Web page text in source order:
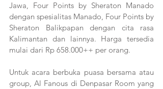
Jawa, Four Points by Sheraton Manado
dengan spesialitas Manado, Four Points by
Sheraton Balikpapan dengan cita rasa
Kalimantan dan lainnya. Harga tersedia
mulai dari Rp 658.000++ per orang.
Untuk acara berbuka puasa bersama atau
group, Al Fanous di Denpasar Room yang